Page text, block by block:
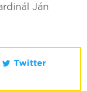
Ján
Twitter